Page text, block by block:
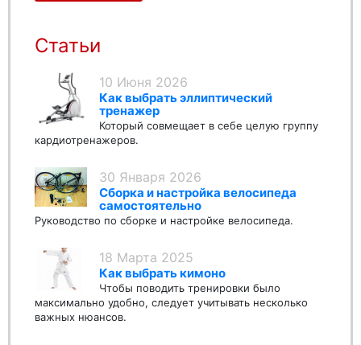
Статьи
10 Июня 2026
Как выбрать эллиптический
тренажер
Который совмещает в себе целую группу
кардиотренажеров.
30 Января 2026
Сборка и настройка велосипеда
самостоятельно
Руководство по сборке и настройке велосипеда.
18 Марта 2025
Как выбрать кимоно
Чтобы поводить тренировки было
максимально удобно, следует учитывать несколько
важных нюансов.